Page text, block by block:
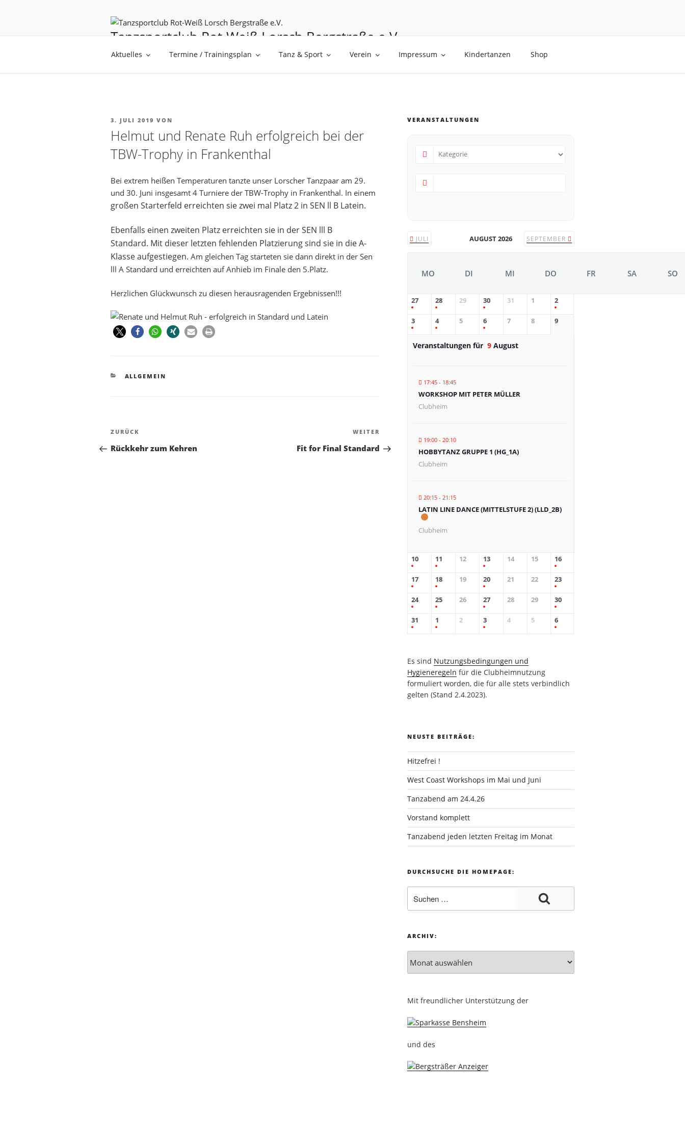
Tanzsportclub Rot-Weiß Lorsch Bergstraße e.V.
Tanzen ist Träumen mit den Füßen
Aktuelles Termine / Trainingsplan Tanz & Sport Verein Impressum Kindertanzen Shop
3. JULI 2019 VON
Helmut und Renate Ruh erfolgreich bei der
TBW-Trophy in Frankenthal
Bei extrem heißen Temperaturen tanzte unser Lorscher Tanzpaar am 29.
und 30. Juni insgesamt 4 Turniere der TBW-Trophy in Frankenthal. In einem
großen Starterfeld erreichten sie zwei mal Platz 2 in SEN ll B Latein.
Ebenfalls einen zweiten Platz erreichten sie in der SEN lll B
Standard. Mit dieser letzten fehlenden Platzierung sind sie in die A-
Klasse aufgestiegen. Am gleichen Tag starteten sie dann direkt in der Sen
lll A Standard und erreichten auf Anhieb im Finale den 5.Platz.
Herzlichen Glückwunsch zu diesen herausragenden Ergebnissen!!!
ALLGEMEIN
ZURÜCK
Rückkehr zum Kehren
WEITER
Fit for Final Standard
VERANSTALTUNGEN
JULI AUGUST 2026 SEPTEMBER
MO DI MI DO FR SA SO
27 28 29 30 31 1 2
3 4 5 6 7 8 9
Veranstaltungen für 9 August
17:45 - 18:45
WORKSHOP MIT PETER MÜLLER
Clubheim
19:00 - 20:10
HOBBYTANZ GRUPPE 1 (HG_1A)
Clubheim
20:15 - 21:15
LATIN LINE DANCE (MITTELSTUFE 2) (LLD_2B)
Clubheim
10 11 12 13 14 15 16
17 18 19 20 21 22 23
24 25 26 27 28 29 30
31 1 2 3 4 5 6
Es sind Nutzungsbedingungen und
Hygieneregeln für die Clubheimnutzung
formuliert worden, die für alle stets verbindlich
gelten (Stand 2.4.2023).
NEUSTE BEITRÄGE:
Hitzefrei !
West Coast Workshops im Mai und Juni
Tanzabend am 24.4.26
Vorstand komplett
Tanzabend jeden letzten Freitag im Monat
DURCHSUCHE DIE HOMEPAGE:
ARCHIV:
Mit freundlicher Unterstützung der
und des